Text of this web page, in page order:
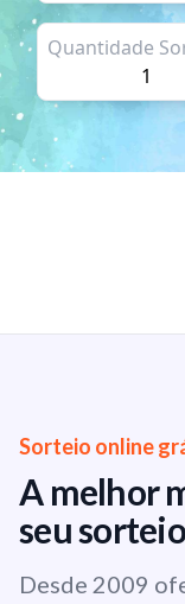
Quantidade
1
Sorteio online
A melhor
seu
Desde 2009